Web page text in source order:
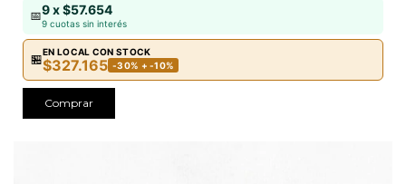
📅9 x $57.654
9 cuotas sin interés
🏪
EN LOCAL CON STOCK
$327.165 -30% + -10%
Comprar